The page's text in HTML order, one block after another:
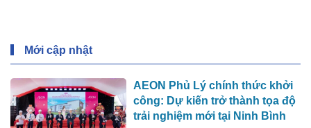
Mới cập nhật
AEON Phủ Lý chính thức khởi
công: Dự kiến trở thành tọa độ
trải nghiệm mới tại Ninh Bình